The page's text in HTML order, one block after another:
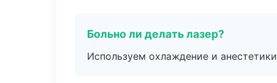
Больно ли делать лазер?
Используем охлаждение и